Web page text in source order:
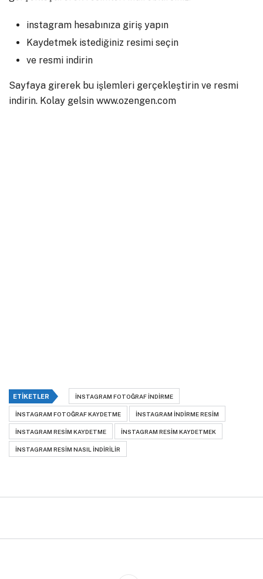
instagram hesabınıza giriş yapın
Kaydetmek istediğiniz resimi seçin
ve resmi indirin
Sayfaya girerek bu işlemleri gerçekleştirin ve resmi
indirin. Kolay gelsin www.ozengen.com
ETIKETLER INSTAGRAM FOTOĞRAF INDIRME
INSTAGRAM FOTOĞRAF KAYDETME INSTAGRAM INDIRME RESIM
INSTAGRAM RESIM KAYDETME INSTAGRAM RESIM KAYDETMEK
INSTAGRAM RESIM NASIL INDIRILIR